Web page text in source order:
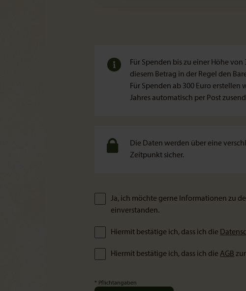
Für Spenden bis zu einer Höhe
diesem Betrag in der Regel den
Für Spenden ab 300 Euro
Jahres automatisch per Post
Die Daten werden über eine
Zeitpunkt sicher.
Ja, ich möchte gerne Informationen zu
einverstanden.
Hiermit bestätige ich, dass ich die
Hiermit bestätige ich, dass ich dieAGB
* Pflichtangaben